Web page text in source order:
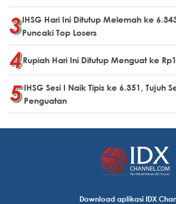
IHSG Hari Ini Ditutup Melemah ke
Puncaki Top Losers
Rupiah Hari Ini Ditutup Menguat ke
IHSG Sesi I Naik Tipis ke 6.351, Tujuh
Penguatan
Download aplikasi IDX